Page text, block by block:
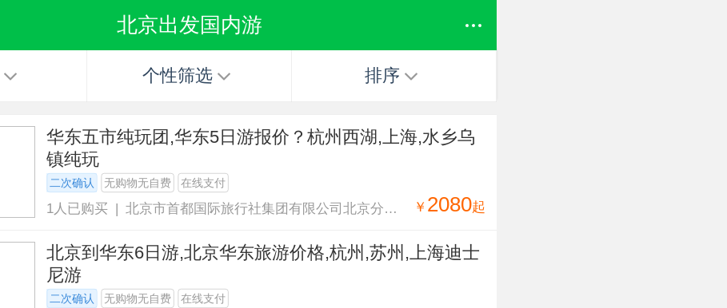
北京出发国内游
个性筛选 排序
华东五市纯玩团,华东5日游报价？杭州西湖,上海,水乡乌
镇纯玩
二次确认 无购物无自费 在线支付
￥ 2080起
1人已购买 | 北京市首都国际旅行社集团有限公司北京分公
北京到华东6日游,北京华东旅游价格,杭州,苏州,上海迪士
尼游
二次确认 无购物无自费 在线支付